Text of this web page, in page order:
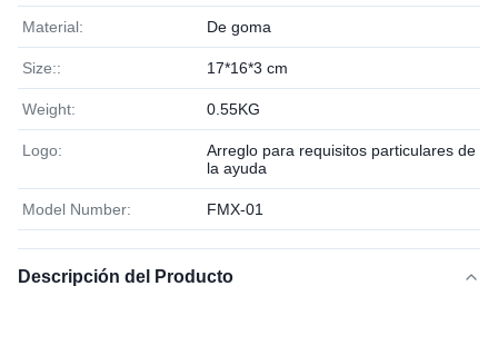
Material: De goma
Size:: 17*16*3 cm
Weight: 0.55KG
Logo:
Arreglo para requisitos particulares de
la ayuda
Model Number: FMX-01
Descripción del Producto